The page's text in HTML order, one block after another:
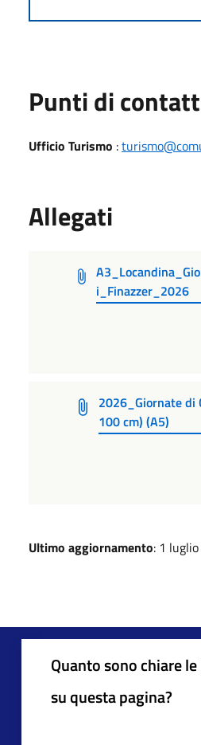
Punti di
Ufficio Turismo :
Allegati
i_Finazzer_2026
2026_Giornate di
100 cm) (A5)
Ultimo aggiornamento: 1
Quanto sono chiare
su questa pagina?